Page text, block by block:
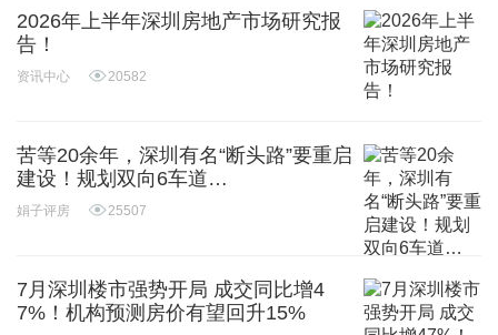
2026年上半年深圳房地产市场研究报
告！
资讯中心 20582
苦等20余年，深圳有名“断头路”要重启
建设！规划双向6车道…
娟子评房 25507
7月深圳楼市强势开局 成交同比增4
7%！机构预测房价有望回升15%